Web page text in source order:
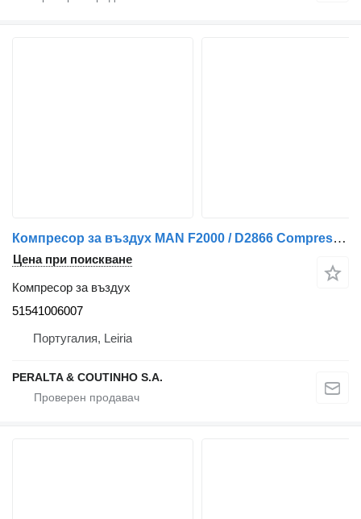
Компресор за въздух MAN F2000 / D2866 Compressor de Ar 51541006007 за камион MAN
Цена при поискване
Компресор за въздух
51541006007
Португалия, Leiria
PERALTA & COUTINHO S.A.